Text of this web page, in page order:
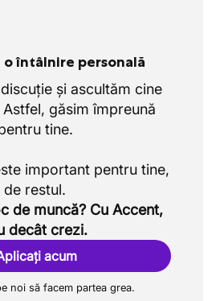
o întâlnire personală
și ascultăm cine
găsim împreună
tine.
important pentru tine,
de muncă? Cu Accent,
decât crezi.
acum
noi să facem partea grea.